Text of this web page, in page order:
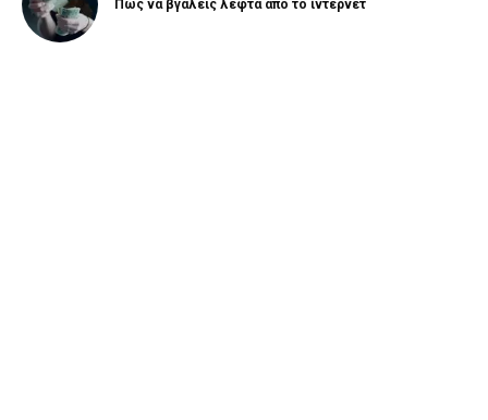
Πως να βγάλεις λεφτά από το ίντερνετ